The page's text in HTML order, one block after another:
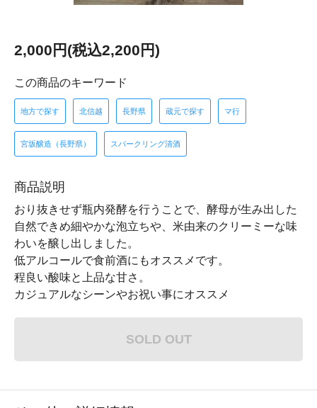
2,000円(税込2,200円)
この商品のキーワード
地方で探す 北信越 長野県 蔵元で探す マ行
宮坂醸造（長野県） スパークリング清酒
商品説明
おり抜きせず瓶内発酵を行うことで、酵母が生み出した
自然できめ細やかな泡立ちや、米由来のクリーミーな味
わいを醸し出しました。
低アルコールで食前酒にもオススメです。
程良い酸味と上品な甘さ。
カジュアルなシーンやお祝い事にオススメ
SOLD OUT